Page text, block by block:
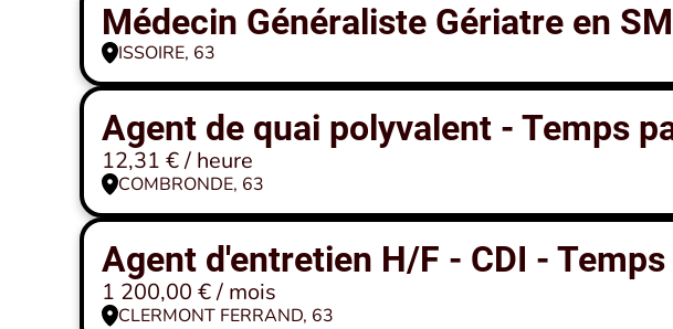
Médecin Généraliste Gériatre en
ISSOIRE, 63
Agent de quai polyvalent - Temps
12,31 € / heure
COMBRONDE, 63
Agent d'entretien H/F - CDI -
1 200,00 € / mois
CLERMONT FERRAND, 63